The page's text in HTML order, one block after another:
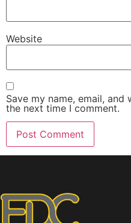
Website
Save my name, email,
the next time I comment.